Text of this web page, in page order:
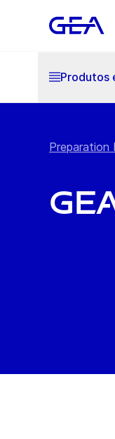
Produtos
Preparation